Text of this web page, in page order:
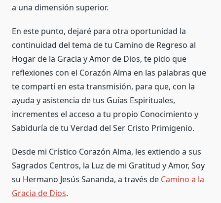
a una dimensión superior.
En este punto, dejaré para otra oportunidad la
continuidad del tema de tu Camino de Regreso al
Hogar de la Gracia y Amor de Dios, te pido que
reflexiones con el Corazón Alma en las palabras que
te compartí en esta transmisión, para que, con la
ayuda y asistencia de tus Guías Espirituales,
incrementes el acceso a tu propio Conocimiento y
Sabiduría de tu Verdad del Ser Cristo Primigenio.
Desde mi Crístico Corazón Alma, les extiendo a sus
Sagrados Centros, la Luz de mi Gratitud y Amor, Soy
su Hermano Jesús Sananda, a través de Camino a la
Gracia de Dios.